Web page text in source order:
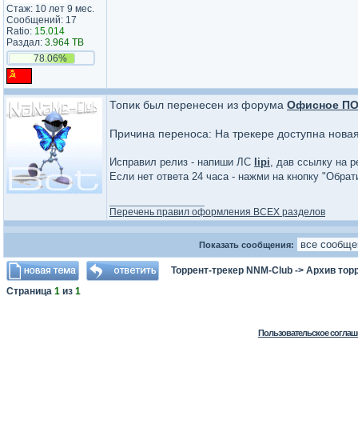
Стаж: 10 лет 9 мес.
Сообщений: 17
Ratio: 15.014
Раздал: 3.964 TB
78.06%
Топик был перенесен из форума Офисное ПО
Причина переноса: На трекере доступна
Исправил релиз - напиши ЛС lipi, дав ссылку на
Если нет ответа 24 часа - нажми на кнопку
Перечень правил оформления ВСЕХ разделов
Показать сообщения:
Торрент-трекер NNM-Club -> Архив
Страница 1 из 1
Пользовательское